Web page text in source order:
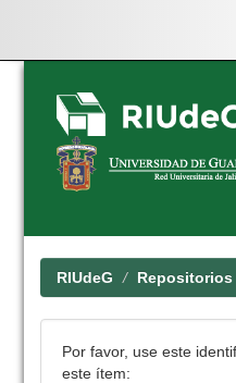
Skip
navigation
RIUdeG Repositorios
Por favor, use este
este ítem: